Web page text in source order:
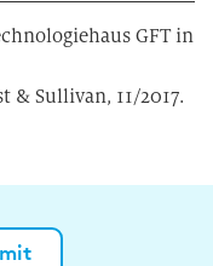
GFT in
Sullivan, 11/2017.